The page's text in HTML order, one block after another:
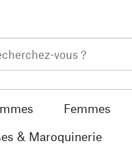
Femmes
& Maroquinerie